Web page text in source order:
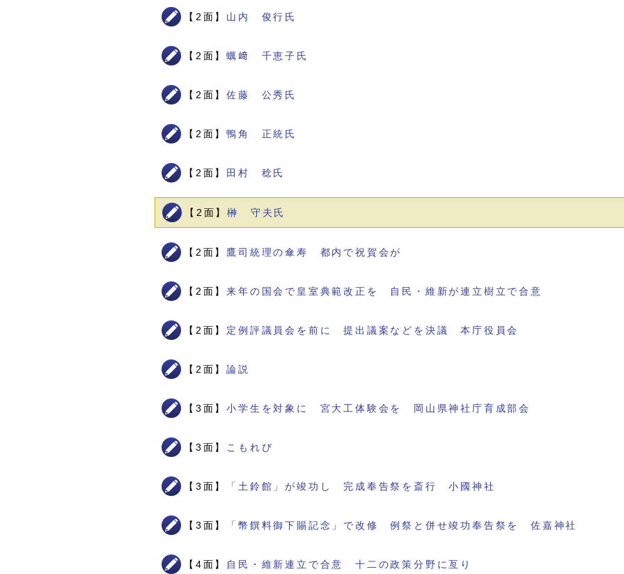
【2面】 山内 俊行氏
【2面】蠣﨑 千恵子氏
【2面】佐藤 公秀氏
【2面】鴨角 正統氏
【2面】 田村 稔氏
【2面】榊 守夫氏
【2面】 鷹司統理の傘寿 都内で祝賀会が
【2面】来年の国会で皇室典範改正を 自民・維新が連立樹立で合意
【2面】 定例評議員会を前に 提出議案などを決議 本庁役員会
【2面】論説
【3面】小学生を対象に 宮大工体験会を 岡山県神社庁育成部会
【3面】 こもれび
【3面】 「土鈴館」が竣功し 完成奉告祭を斎行 小國神社
【3面】 「幣饌料御下賜記念」で改修 例祭と併せ竣功奉告祭を 佐嘉神社
【4面】 自民・維新連立で合意 十二の政策分野に亙り